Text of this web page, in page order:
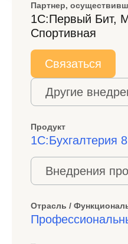
Партнер,
1С:Первый Бит,
Спортивная
Связаться
Другие
Продукт
1С:Бухгалтерия 8
Внедрения
Отрасль /